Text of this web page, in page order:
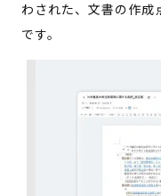
わされた、文書の作
です。